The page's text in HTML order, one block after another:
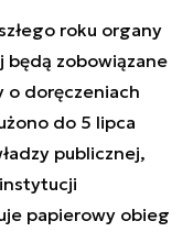
roku organy
zobowiązane
o doręczeniach
do 5 lipca
publicznej,
instytucji
papierowy obieg